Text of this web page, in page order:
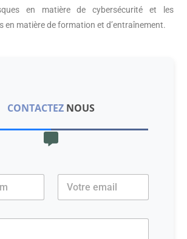
en matière de cybersécurité et les
en matière de formation et d’entraînement.
CONTACTEZ NOUS
E
a